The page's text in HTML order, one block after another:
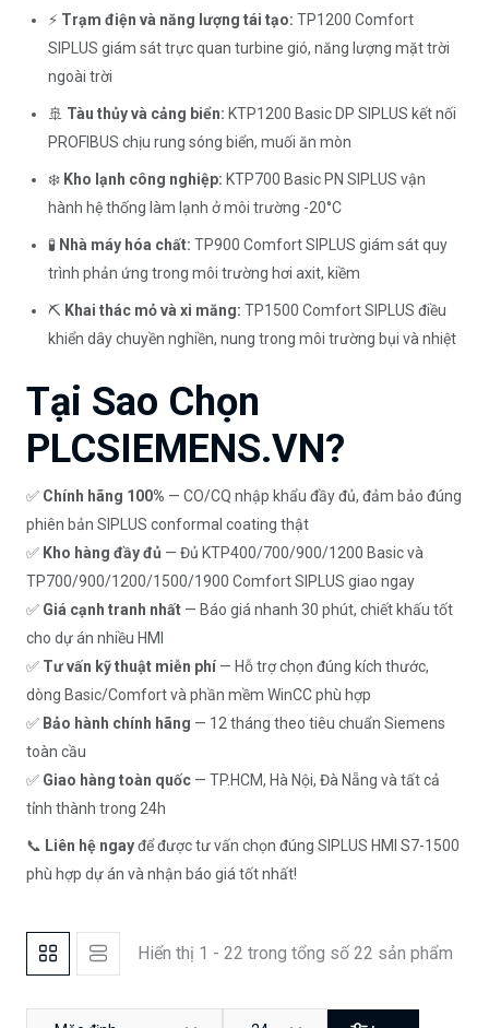
⚡ Trạm điện và năng lượng tái tạo: TP1200 Comfort
SIPLUS giám sát trực quan turbine gió, năng lượng mặt trời
ngoài trời
🚢 Tàu thủy và cảng biển: KTP1200 Basic DP SIPLUS kết nối
PROFIBUS chịu rung sóng biển, muối ăn mòn
❄️ Kho lạnh công nghiệp: KTP700 Basic PN SIPLUS vận
hành hệ thống làm lạnh ở môi trường -20°C
🧪 Nhà máy hóa chất: TP900 Comfort SIPLUS giám sát quy
trình phản ứng trong môi trường hơi axit, kiềm
⛏️ Khai thác mỏ và xi măng: TP1500 Comfort SIPLUS điều
khiển dây chuyền nghiền, nung trong môi trường bụi và nhiệt
Tại Sao Chọn
PLCSIEMENS.VN?
✅ Chính hãng 100% — CO/CQ nhập khẩu đầy đủ, đảm bảo đúng
phiên bản SIPLUS conformal coating thật
✅ Kho hàng đầy đủ — Đủ KTP400/700/900/1200 Basic và
TP700/900/1200/1500/1900 Comfort SIPLUS giao ngay
✅ Giá cạnh tranh nhất — Báo giá nhanh 30 phút, chiết khấu tốt
cho dự án nhiều HMI
✅ Tư vấn kỹ thuật miễn phí — Hỗ trợ chọn đúng kích thước,
dòng Basic/Comfort và phần mềm WinCC phù hợp
✅ Bảo hành chính hãng — 12 tháng theo tiêu chuẩn Siemens
toàn cầu
✅ Giao hàng toàn quốc — TP.HCM, Hà Nội, Đà Nẵng và tất cả
tỉnh thành trong 24h
📞 Liên hệ ngayđể được tư vấn chọn đúng SIPLUS HMI S7-1500
phù hợp dự án và nhận báo giá tốt nhất!
Hiển thị 1 - 22 trong tổng số 22 sản phẩm